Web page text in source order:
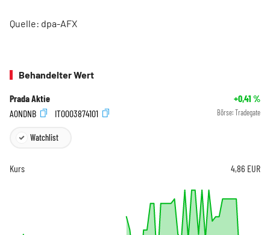
Quelle: dpa-AFX
Behandelter Wert
Prada Aktie +0,41 %
A0NDNB
IT0003874101 Börse: Tradegate
Watchlist
Kurs 4,86 EUR